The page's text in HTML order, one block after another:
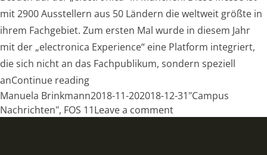
mit 2900 Ausstellern aus 50 Ländern die weltweit größte in
ihrem Fachgebiet. Zum ersten Mal wurde in diesem Jahr
mit der „electronica Experience“ eine Platform integriert,
die sich nicht an das Fachpublikum, sondern speziell
anContinue reading„Besuch der Messe Electronica“
Posted by
Manuela Brinkmann2018-11-202018-12-31Posted in
"Campus
Nachrichten", FOS 11Leave a commenton Besuch der